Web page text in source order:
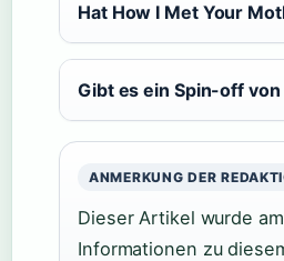
Hat How I Met Your
Gibt es ein Spin-off
ANMERKUNG DER
Dieser Artikel wurde
Informationen zu